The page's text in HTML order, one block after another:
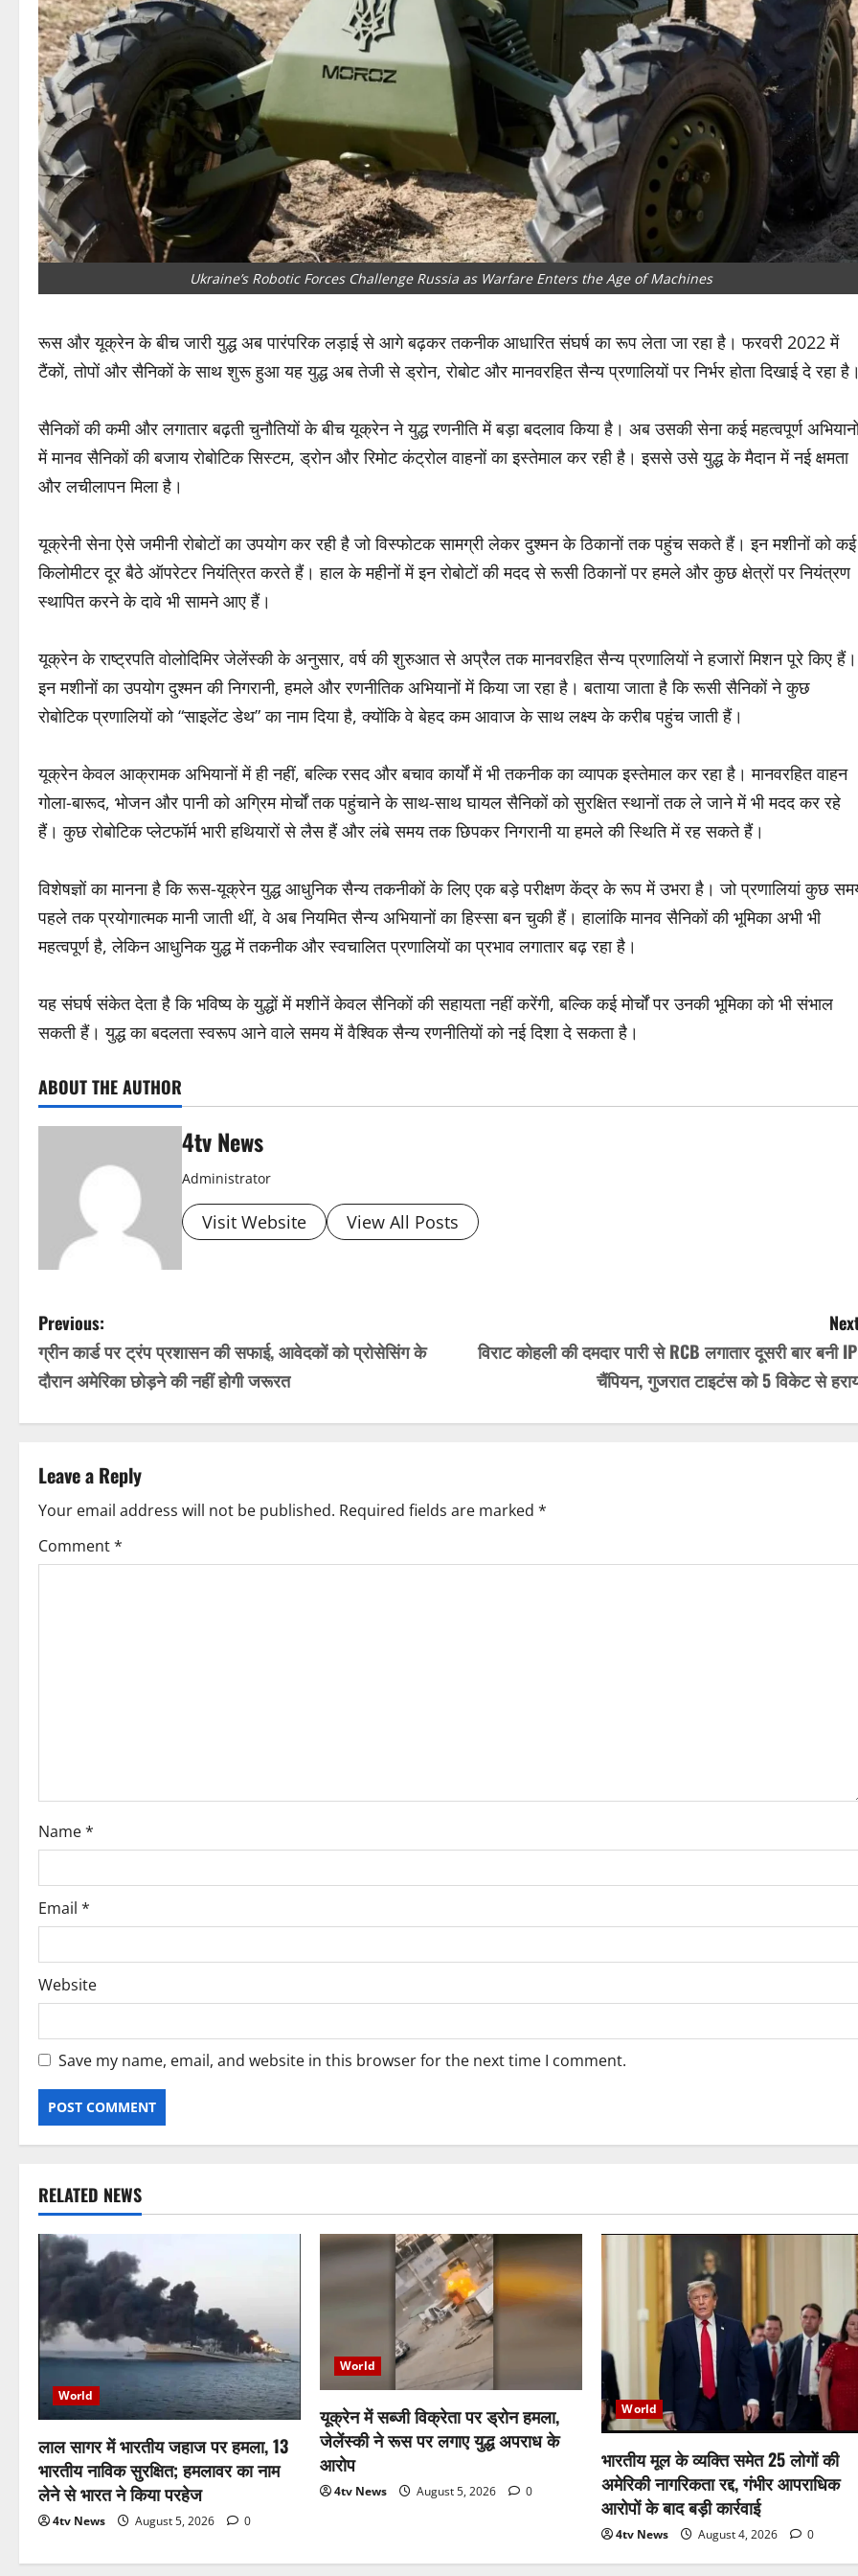
Ukraine’s Robotic Forces Challenge Russia as Warfare Enters the Age of Machines
रूस और यूक्रेन के बीच जारी युद्ध अब पारंपरिक लड़ाई से आगे बढ़कर तकनीक आधारित संघर्ष का रूप लेता जा रहा है। फरवरी 2022 में
टैंकों, तोपों और सैनिकों के साथ शुरू हुआ यह युद्ध अब तेजी से ड्रोन, रोबोट और मानवरहित सैन्य प्रणालियों पर निर्भर होता दिखाई दे रहा
सैनिकों की कमी और लगातार बढ़ती चुनौतियों के बीच यूक्रेन ने युद्ध रणनीति में बड़ा बदलाव किया है। अब उसकी सेना कई महत्वपूर्ण
में मानव सैनिकों की बजाय रोबोटिक सिस्टम, ड्रोन और रिमोट कंट्रोल वाहनों का इस्तेमाल कर रही है। इससे उसे युद्ध के मैदान में नई क्षमता
और लचीलापन मिला है।
यूक्रेनी सेना ऐसे जमीनी रोबोटों का उपयोग कर रही है जो विस्फोटक सामग्री लेकर दुश्मन के ठिकानों तक पहुंच सकते हैं। इन मशीनों को कई
किलोमीटर दूर बैठे ऑपरेटर नियंत्रित करते हैं। हाल के महीनों में इन रोबोटों की मदद से रूसी ठिकानों पर हमले और कुछ क्षेत्रों पर नियंत्रण
स्थापित करने के दावे भी सामने आए हैं।
यूक्रेन के राष्ट्रपति वोलोदिमिर जेलेंस्की के अनुसार, वर्ष की शुरुआत से अप्रैल तक मानवरहित सैन्य प्रणालियों ने हजारों मिशन पूरे किए हैं।
इन मशीनों का उपयोग दुश्मन की निगरानी, हमले और रणनीतिक अभियानों में किया जा रहा है। बताया जाता है कि रूसी सैनिकों ने कुछ
रोबोटिक प्रणालियों को “साइलेंट डेथ” का नाम दिया है, क्योंकि वे बेहद कम आवाज के साथ लक्ष्य के करीब पहुंच जाती हैं।
यूक्रेन केवल आक्रामक अभियानों में ही नहीं, बल्कि रसद और बचाव कार्यों में भी तकनीक का व्यापक इस्तेमाल कर रहा है। मानवरहित वाहन
गोला-बारूद, भोजन और पानी को अग्रिम मोर्चों तक पहुंचाने के साथ-साथ घायल सैनिकों को सुरक्षित स्थानों तक ले जाने में भी मदद कर रहे
हैं। कुछ रोबोटिक प्लेटफॉर्म भारी हथियारों से लैस हैं और लंबे समय तक छिपकर निगरानी या हमले की स्थिति में रह सकते हैं।
विशेषज्ञों का मानना है कि रूस-यूक्रेन युद्ध आधुनिक सैन्य तकनीकों के लिए एक बड़े परीक्षण केंद्र के रूप में उभरा है। जो प्रणालियां कुछ
पहले तक प्रयोगात्मक मानी जाती थीं, वे अब नियमित सैन्य अभियानों का हिस्सा बन चुकी हैं। हालांकि मानव सैनिकों की भूमिका अभी भी
महत्वपूर्ण है, लेकिन आधुनिक युद्ध में तकनीक और स्वचालित प्रणालियों का प्रभाव लगातार बढ़ रहा है।
यह संघर्ष संकेत देता है कि भविष्य के युद्धों में मशीनें केवल सैनिकों की सहायता नहीं करेंगी, बल्कि कई मोर्चों पर उनकी भूमिका को भी संभाल
सकती हैं। युद्ध का बदलता स्वरूप आने वाले समय में वैश्विक सैन्य रणनीतियों को नई दिशा दे सकता है।
ABOUT THE AUTHOR
4tv News
Administrator
Visit Website View All Posts
P
o
n
a
v
o
n
Previous:
ग्रीन कार्ड पर ट्रंप प्रशासन की सफाई, आवेदकों को प्रोसेसिंग के
दौरान अमेरिका छोड़ने की नहीं होगी जरूरत
विराट कोहली की दमदार पारी से RCB लगातार दूसरी बार बनी
चैंपियन, गुजरात टाइटंस को 5 विकेट से
Leave a Reply
Your email address will not be published. Required fields are marked *
Comment*
Name*
Email *
Website
Save my name, email, and website in this browser for the next time I comment.
RELATED NEWS
World
लाल सागर में भारतीय जहाज पर हमला, 13
भारतीय नाविक सुरक्षित; हमलावर का नाम
लेने से भारत ने किया परहेज
4tv News August 5, 2026 0
World
यूक्रेन में सब्जी विक्रेता पर ड्रोन हमला,
जेलेंस्की ने रूस पर लगाए युद्ध अपराध के
आरोप
4tv News August 5, 2026 0
World
भारतीय मूल के व्यक्ति समेत 25 लोगों की
अमेरिकी नागरिकता रद्द, गंभीर आपराधिक
आरोपों के बाद बड़ी कार्रवाई
4tv News August 4, 2026 0